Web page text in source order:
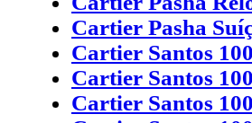
Cartier Pasha
Cartier Santos
Cartier Santos
Cartier Santos